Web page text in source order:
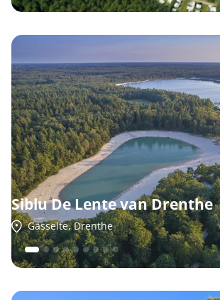
Siblu De Lente van Drenthe
Gasselte, Drenthe